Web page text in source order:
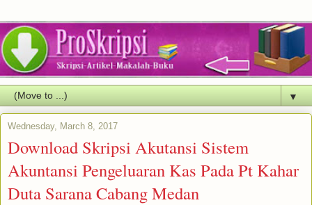
▼
Wednesday, March 8, 2017
Download Skripsi Akutansi Sistem
Akuntansi Pengeluaran Kas Pada Pt Kahar
Duta Sarana Cabang Medan